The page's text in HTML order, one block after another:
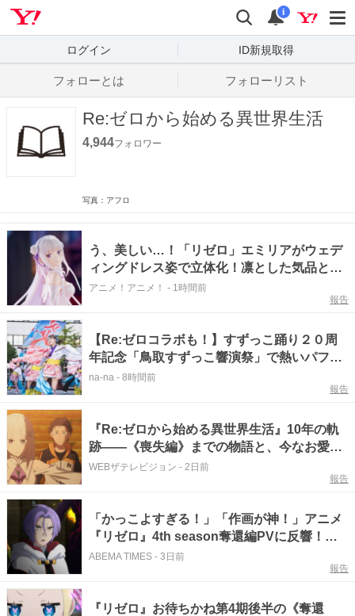
検索
通知
i
ログイン ID新規取得
フォローとは フォローリスト
Re:ゼロから始める異世界生活
4,944フォロワー
写真：アフロ
う、美しい…！「リゼロ」エミリアがウェデ
ィングドレス姿で立体化！凛とした気品と可
憐さを表現
アニメ！アニメ！ - 1時間前
報告
【Re:ゼロコラボも！】すずっこ踊り２０周
年記念「鳥取すずっこ響演祭」で熱いパフォ
ーマンスを見逃すな！
na-na - 8時間前
報告
『Re:ゼロから始める異世界生活』10年の軌
跡――《喪失編》までの物語と、今なお愛さ
れ続ける3つの秘密
WEBザテレビジョン - 2日前
報告
「かっこよすぎる！」「作画が神！」アニメ
『リゼロ』4th season奪還編PVに反響！第
78話のあらすじ・先行カット公開
ABEMA TIMES - 3日前
報告
『リゼロ』お待ちかね第4期後半の《奪還